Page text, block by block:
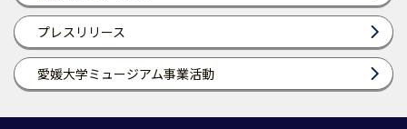
プレスリリース
愛媛大学ミュージアム事業活動